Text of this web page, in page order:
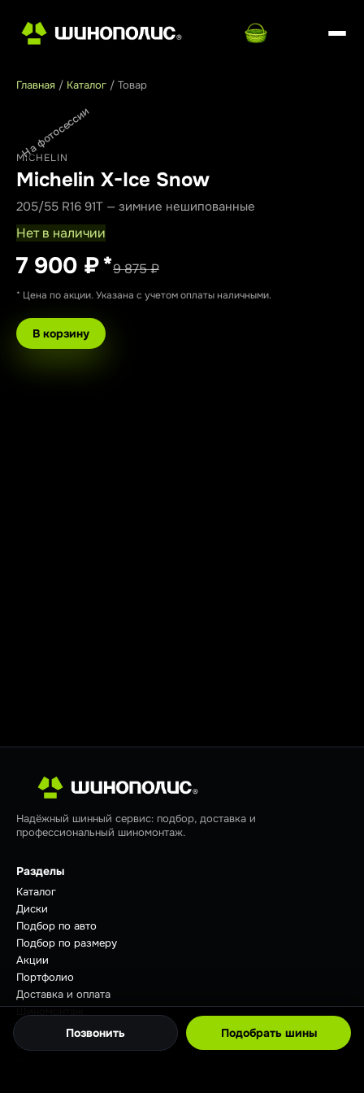
Главная / Каталог / Товар
На фотосессии
MICHELIN
Michelin X-Ice Snow
205/55 R16 91T — зимние нешипованные
Нет в наличии
7 900 ₽*9 875 ₽
* Цена по акции. Указана с учетом оплаты наличными.
В корзину
Позвонить Подобрать шины
Надёжный шинный сервис: подбор, доставка и
профессиональный шиномонтаж.
Разделы
Каталог
Диски
Подбор по авто
Подбор по размеру
Акции
Портфолио
Доставка и оплата
Шиномонтаж
Советы